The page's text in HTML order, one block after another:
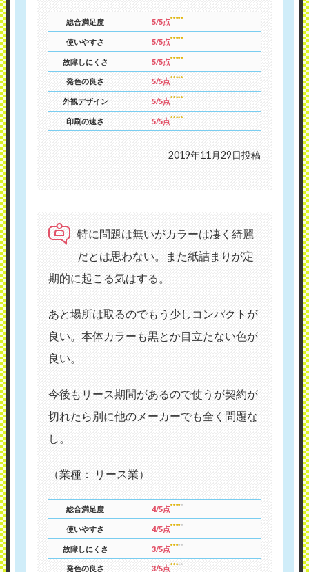
総合満足度 5/5点
使いやすさ 5/5点
故障しにくさ 5/5点
発色の良さ 5/5点
外観デザイン 5/5点
印刷の速さ 5/5点
2019年11月29日投稿
特に問題は無いがカラーは凄く綺麗
だとは思わない。また紙詰まりが定
期的に起こる気はする。
あと場所は取るのでもう少しコンパクトが
良い。本体カラーも黒とか目立たない色が
良い。
今後もリース期間があるので使うが契約が
切れたら別に他のメーカーでも全く問題な
し。
（業種： リース業）
総合満足度 4/5点
使いやすさ 4/5点
故障しにくさ 3/5点
発色の良さ 3/5点